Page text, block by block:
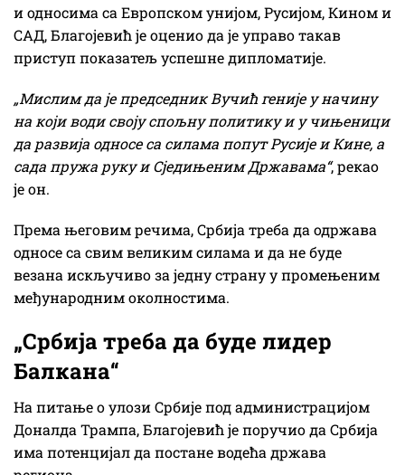
и односима са Европском унијом, Русијом, Кином и
САД, Благојевић је оценио да је управо такав
приступ показатељ успешне дипломатије.
„Мислим да је председник Вучић геније у начину
на који води своју спољну политику и у чињеници
да развија односе са силама попут Русије и Кине, а
сада пружа руку и Сједињеним Државама“, рекао
је он.
Према његовим речима, Србија треба да одржава
односе са свим великим силама и да не буде
везана искључиво за једну страну у промењеним
међународним околностима.
„Србија треба да буде лидер
Балкана“
На питање о улози Србије под администрацијом
Доналда Трампа, Благојевић је поручио да Србија
има потенцијал да постане водећа држава